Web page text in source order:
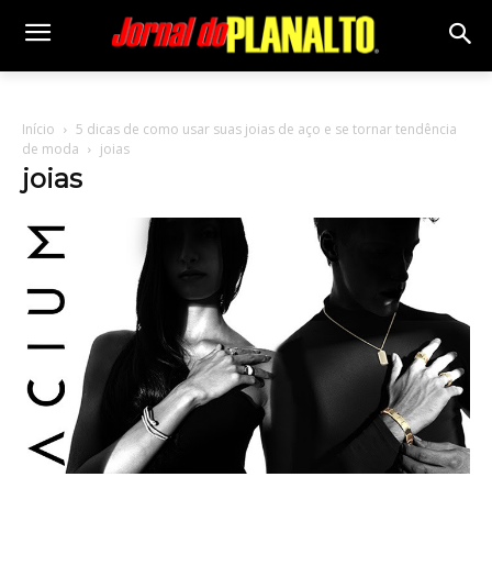
Início
5 dicas de como usar suas joias de aço e se tornar tendência
de moda
joias
joias